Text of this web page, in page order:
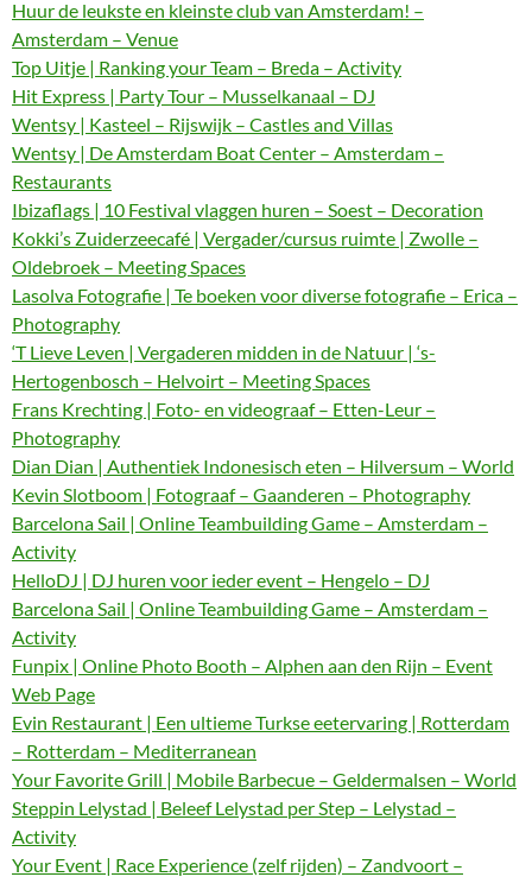
Huur de leukste en kleinste club van Amsterdam! –
Amsterdam – Venue
Top Uitje | Ranking your Team – Breda – Activity
Hit Express | Party Tour – Musselkanaal – DJ
Wentsy | Kasteel – Rijswijk – Castles and Villas
Wentsy | De Amsterdam Boat Center – Amsterdam –
Restaurants
Ibizaflags | 10 Festival vlaggen huren – Soest – Decoration
Kokki’s Zuiderzeecafé | Vergader/cursus ruimte | Zwolle –
Oldebroek – Meeting Spaces
Lasolva Fotografie | Te boeken voor diverse fotografie – Erica –
Photography
‘T Lieve Leven | Vergaderen midden in de Natuur | ‘s-
Hertogenbosch – Helvoirt – Meeting Spaces
Frans Krechting | Foto- en videograaf – Etten-Leur –
Photography
Dian Dian | Authentiek Indonesisch eten – Hilversum – World
Kevin Slotboom | Fotograaf – Gaanderen – Photography
Barcelona Sail | Online Teambuilding Game – Amsterdam –
Activity
HelloDJ | DJ huren voor ieder event – Hengelo – DJ
Barcelona Sail | Online Teambuilding Game – Amsterdam –
Activity
Funpix | Online Photo Booth – Alphen aan den Rijn – Event
Web Page
Evin Restaurant | Een ultieme Turkse eetervaring | Rotterdam
– Rotterdam – Mediterranean
Your Favorite Grill | Mobile Barbecue – Geldermalsen – World
Steppin Lelystad | Beleef Lelystad per Step – Lelystad –
Activity
Your Event | Race Experience (zelf rijden) – Zandvoort –